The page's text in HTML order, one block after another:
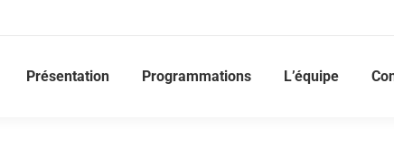
Présentation Programmations L’équipe